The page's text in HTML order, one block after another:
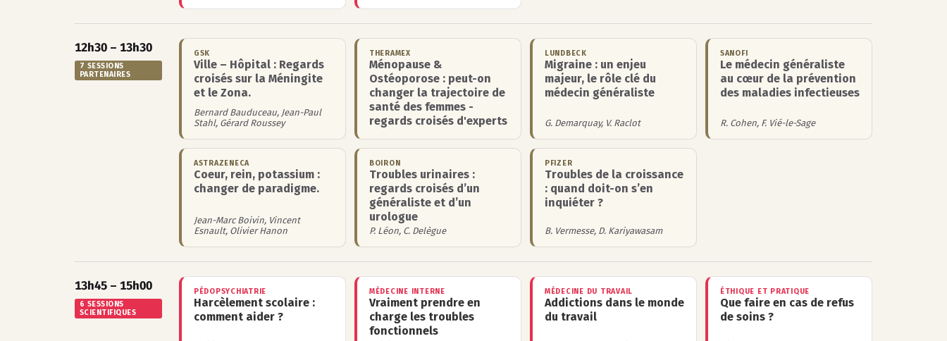
12h30 – 13h30
7 SESSIONS
PARTENAIRES
GSK
Ville – Hôpital : Regards
croisés sur la Méningite
et le Zona.
Bernard Bauduceau, Jean-Paul
Stahl, Gérard Roussey
THERAMEX
Ménopause &
Ostéoporose : peut-on
changer la trajectoire de
santé des femmes -
regards croisés d'experts
LUNDBECK
Migraine : un enjeu
majeur, le rôle clé du
médecin généraliste
G. Demarquay, V. Raclot
SANOFI
Le médecin généraliste
au cœur de la prévention
des maladies infectieuses
R. Cohen, F. Vié-le-Sage
ASTRAZENECA
Coeur, rein, potassium :
changer de paradigme.
Jean-Marc Boivin, Vincent
Esnault, Olivier Hanon
BOIRON
Troubles urinaires :
regards croisés d’un
généraliste et d’un
urologue
P. Léon, C. Delègue
PFIZER
Troubles de la croissance
: quand doit-on s’en
inquiéter ?
B. Vermesse, D. Kariyawasam
13h45 – 15h00
6 SESSIONS
SCIENTIFIQUES
PÉDOPSYCHIATRIE
Harcèlement scolaire :
comment aider ?
MÉDECINE INTERNE
Vraiment prendre en
charge les troubles
fonctionnels
MÉDECINE DU TRAVAIL
Addictions dans le monde
du travail
ÉTHIQUE ET PRATIQUE
Que faire en cas de refus
de soins ?